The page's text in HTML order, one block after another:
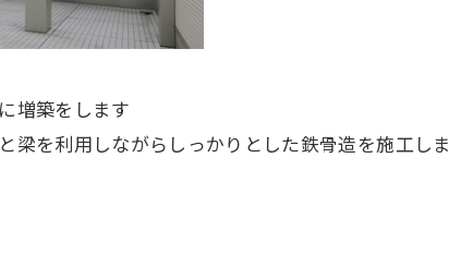
増築をします
梁を利用しながらしっかりとした鉄骨造を施工しま